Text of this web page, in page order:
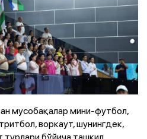
мусобақалар мини-футбол,
воркаут, шунингдек,